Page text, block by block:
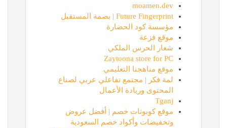
moamen.dev
Future Fingerprint | بصمة المستقبل
مؤسسة كود الحضارة
موقع فزعة
شعار الحرس الملكي
Zaytoona store for PC
موقع مناهجنا التعليمي
لمة فكر | مجتمع تفاعلي عربي لصناع
المحتوى وريادة الأعمال
Tganj
موقع كوبونات خصم | أفضل عروض
وتخفيضات وأكواد خصم السعودية